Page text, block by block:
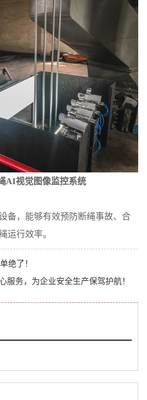
AI视觉图像监控系统
，能够有效预防断绳事故、合
运行效率。
绝了！
服务，为企业安全生产保驾护航！